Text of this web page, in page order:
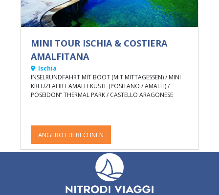
MINI TOUR ISCHIA & COSTIERA
AMALFITANA
Ischia
INSELRUNDFAHRT MIT BOOT (MIT MITTAGESSEN) / MINI
KREUZFAHRT AMALFI KÜSTE (POSITANO / AMALFI) /
POSEIDON” THERMAL PARK / CASTELLO ARAGONESE
ANGEBOT BERECHNEN